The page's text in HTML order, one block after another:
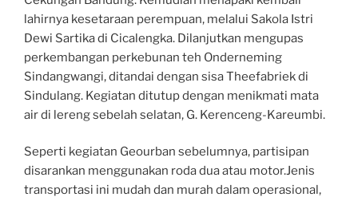
lahirnya kesetaraan perempuan, melalui Sakola Istri
Dewi Sartika di Cicalengka. Dilanjutkan mengupas
perkembangan perkebunan teh Onderneming
Sindangwangi, ditandai dengan sisa Theefabriek di
Sindulang. Kegiatan ditutup dengan menikmati mata
air di lereng sebelah selatan, G. Kerenceng-Kareumbi.
Seperti kegiatan Geourban sebelumnya, partisipan
disarankan menggunakan roda dua atau motor.Jenis
transportasi ini mudah dan murah dalam operasional,